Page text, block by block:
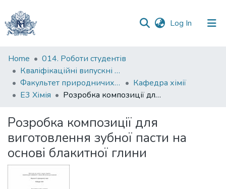
Log In (current)
Communities
&
Collections
Statistics
Home
014. Роботи студентів
Кваліфікаційні випускні роботи здобувачів вищої освіти бакалаврських програм
Факультет природничих наук
Кафедра хімії
Е3 Хімія
Розробка композиції для виготовлення зубної пасти на основі блакитної глини
Розробка композиції для
виготовлення зубної пасти на
основі блакитної глини